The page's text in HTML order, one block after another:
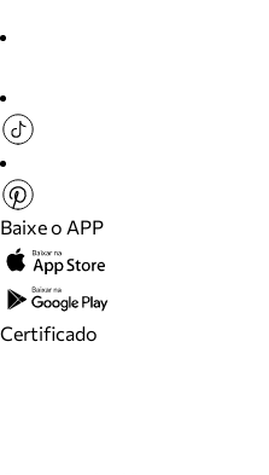
Baixe o APP
Certificado